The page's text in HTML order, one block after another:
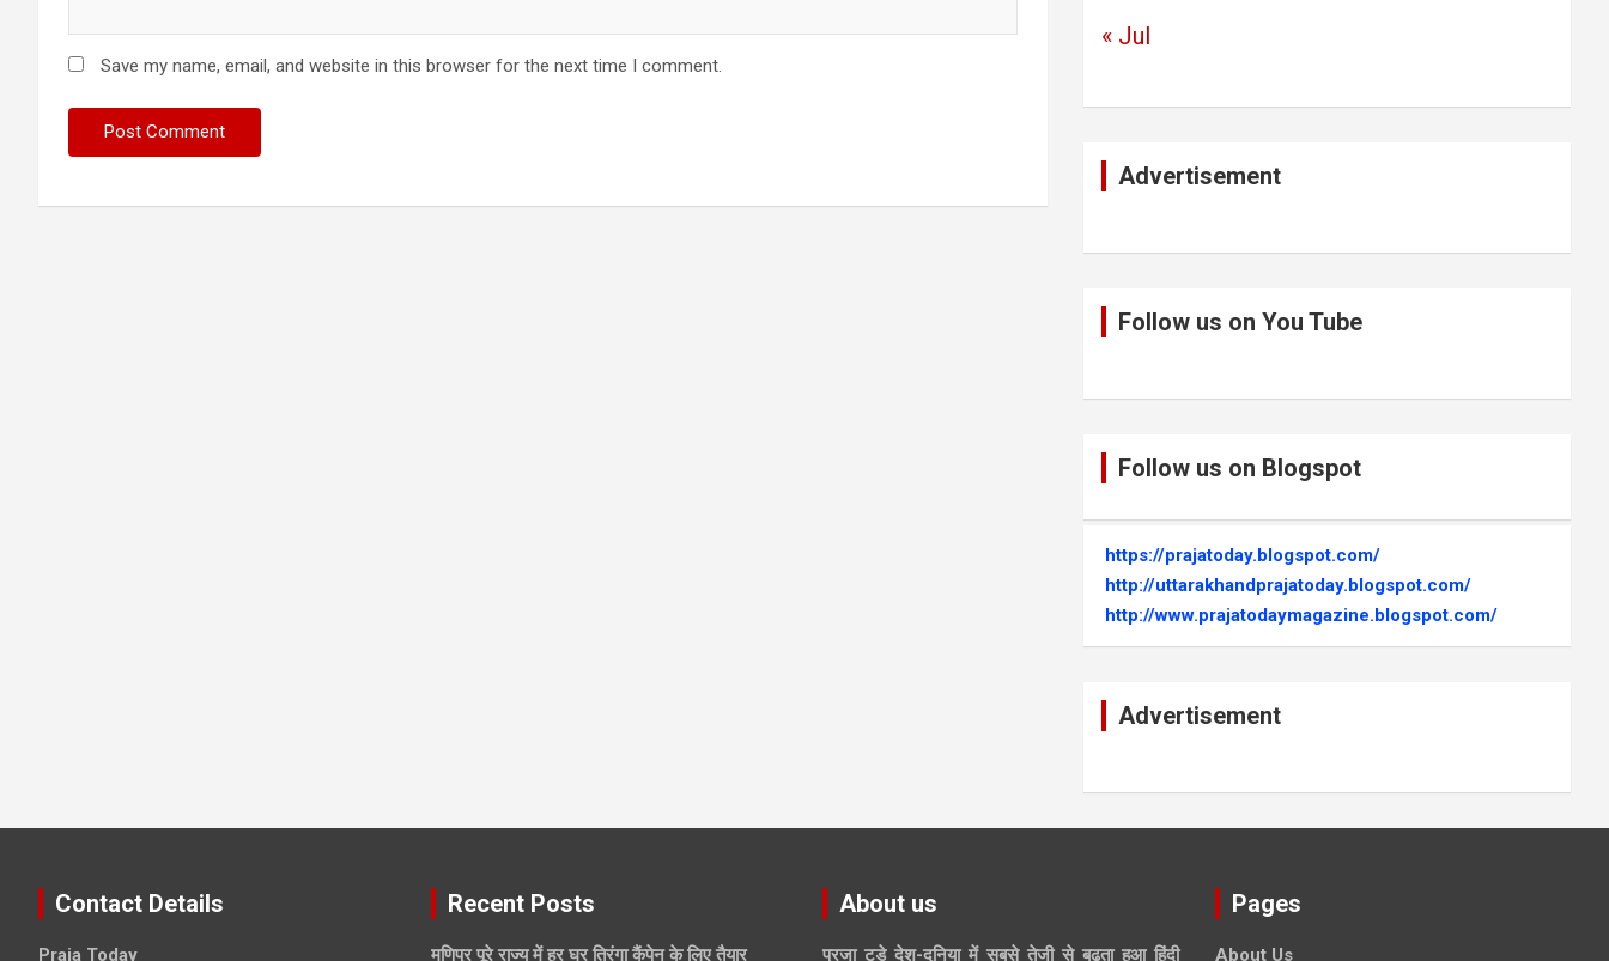
Save my name, email, and website in this browser for the next time I comment.
« Jul
Advertisement
Follow us on You Tube
Follow us on Blogspot
https://prajatoday.blogspot.com/
http://uttarakhandprajatoday.blogspot.com/
http://www.prajatodaymagazine.blogspot.com/
Advertisement
Contact Details
Praja Today
Recent Posts
मणिपुर पूरे राज्य में हर घर तिरंगा कैंपेन के लिए तैयार
About us
प्रजा टुडे देश-दुनिया में सबसे तेजी से बढ़ता हुआ हिंदी
Pages
About Us